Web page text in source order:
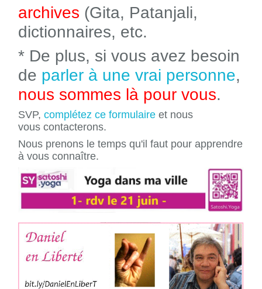
archives (Gita, Patanjali,
dictionnaires, etc.
* De plus, si vous avez besoin
de parler à une vrai personne,
nous sommes là pour vous.
SVP, complétez ce formulaire et nous
vous contacterons.
Nous prenons le temps qu'il faut pour apprendre
à vous connaître.